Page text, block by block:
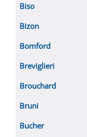
Biso
Bizon
Bomford
Breviglieri
Brouchard
Bruni
Bucher